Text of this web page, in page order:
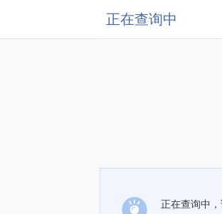
正在查询中
正在查询中